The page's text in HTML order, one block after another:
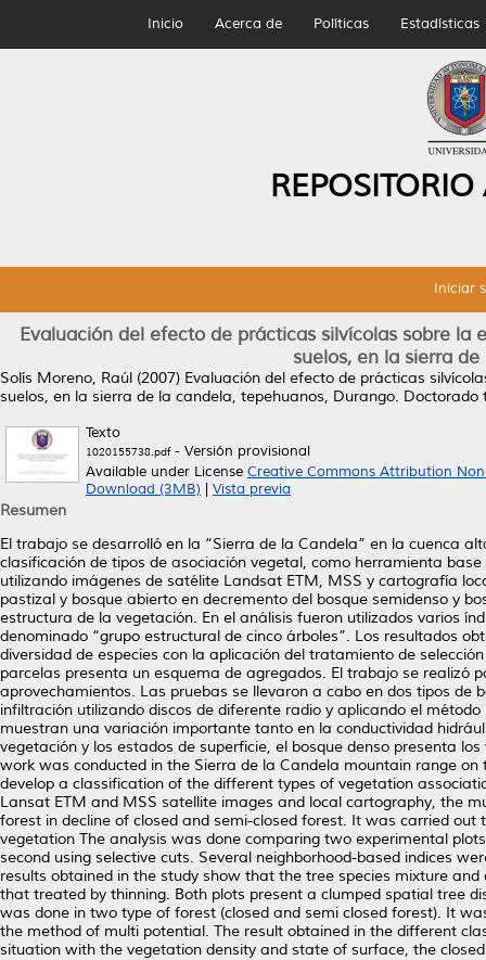
Inicio Acerca de Políticas Estadísticas
Iniciar
Evaluación del efecto de prácticas silvícolas sobre
suelos, en la sierra
Solís Moreno, Raúl (2007) Evaluación del efecto de prácticas
suelos, en la sierra de la candela, tepehuanos, Durango. Doctorado
Texto
1020155738.pdf- Versión provisional
Available under License Creative Commons Attribution
Download (3MB)
Vista previa
Resumen
El trabajo se desarrolló en la “Sierra de la Candela” en la cuenca
clasificación de tipos de asociación vegetal, como herramienta
utilizando imágenes de satélite Landsat ETM, MSS y cartografía
pastizal y bosque abierto en decremento del bosque semidenso y
estructura de la vegetación. En el análisis fueron utilizados varios
denominado “grupo estructural de cinco árboles”. Los resultados
diversidad de especies con la aplicación del tratamiento de
parcelas presenta un esquema de agregados. El trabajo se realizó
aprovechamientos. Las pruebas se llevaron a cabo en dos tipos de
infiltración utilizando discos de diferente radio y aplicando el
muestran una variación importante tanto en la conductividad
vegetación y los estados de superficie, el bosque denso presenta
work was conducted in the Sierra de la Candela mountain range
develop a classification of the different types of vegetation
Lansat ETM and MSS satellite images and local cartography, the
forest in decline of closed and semi-closed forest. It was carried
vegetation The analysis was done comparing two experimental
second using selective cuts. Several neighborhood-based indices
results obtained in the study show that the tree species mixture
that treated by thinning. Both plots present a clumped spatial tree
was done in two type of forest (closed and semi closed forest). It
the method of multi potential. The result obtained in the different
situation with the vegetation density and state of surface, the